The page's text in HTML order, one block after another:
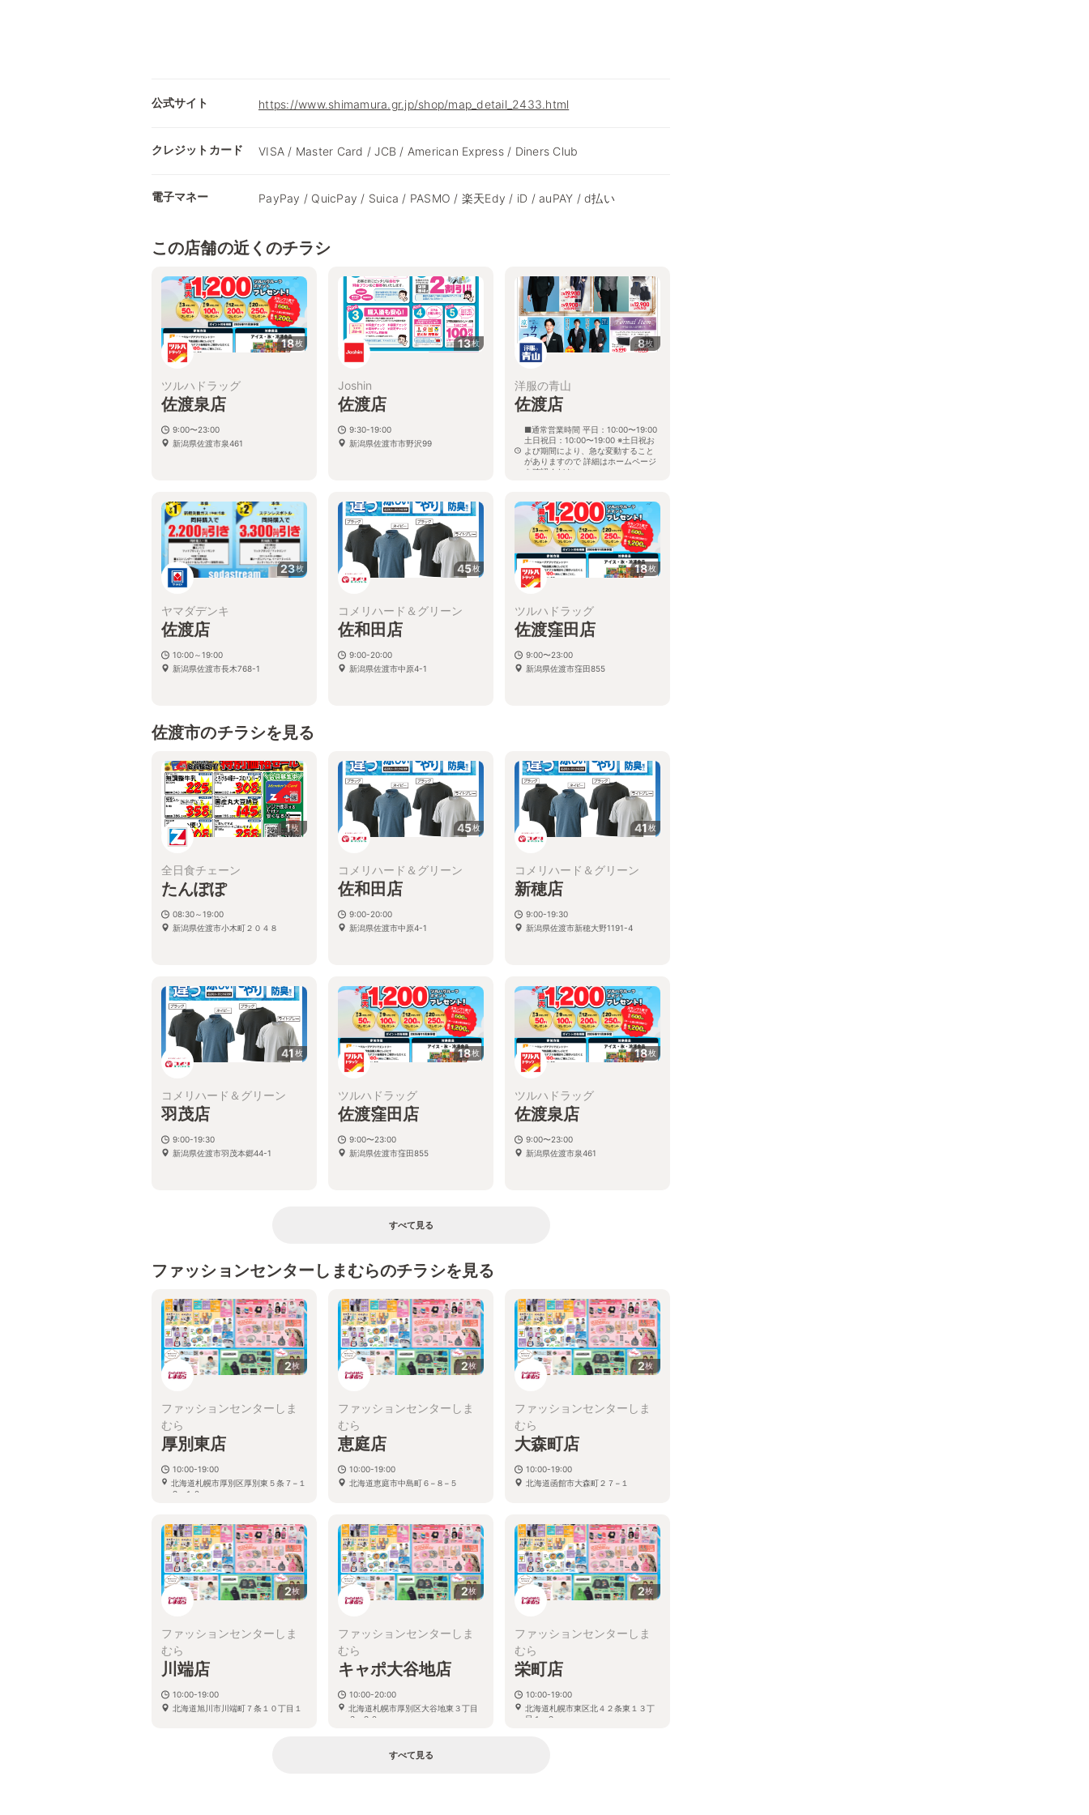
公式サイト https://www.shimamura.gr.jp/shop/map_detail_2433.html
クレジットカード VISA / Master Card / JCB / American Express / Diners Club
電子マネー PayPay / QuicPay / Suica / PASMO / 楽天Edy / iD / auPAY / d払い
この店舗の近くのチラシ
18枚
ツルハドラッグ
佐渡泉店
9:00〜23:00
新潟県佐渡市泉461
13枚
Joshin
佐渡店
9:30-19:00
新潟県佐渡市市野沢99
8枚
洋服の青山
佐渡店
■通常営業時間 平日：10:00〜19:00
土日祝日：10:00〜19:00 ※土日祝お
よび期間により、急な変動すること
がありますので 詳細はホームページ
を確認ください
23枚
ヤマダデンキ
佐渡店
10:00～19:00
新潟県佐渡市長木768-1
45枚
コメリハード＆グリーン
佐和田店
9:00-20:00
新潟県佐渡市中原4-1
18枚
ツルハドラッグ
佐渡窪田店
9:00〜23:00
新潟県佐渡市窪田855
佐渡市のチラシを見る
1枚
全日食チェーン
たんぽぽ
08:30～19:00
新潟県佐渡市小木町２０４８
45枚
コメリハード＆グリーン
佐和田店
9:00-20:00
新潟県佐渡市中原4-1
41枚
コメリハード＆グリーン
新穂店
9:00-19:30
新潟県佐渡市新穂大野1191-4
41枚
コメリハード＆グリーン
羽茂店
9:00-19:30
新潟県佐渡市羽茂本郷44-1
18枚
ツルハドラッグ
佐渡窪田店
9:00〜23:00
新潟県佐渡市窪田855
18枚
ツルハドラッグ
佐渡泉店
9:00〜23:00
新潟県佐渡市泉461
すべて見る
ファッションセンターしまむらのチラシを見る
2枚
ファッションセンターしま
むら
厚別東店
10:00-19:00
北海道札幌市厚別区厚別東５条７−１
２−１０
2枚
ファッションセンターしま
むら
恵庭店
10:00-19:00
北海道恵庭市中島町６−８−５
2枚
ファッションセンターしま
むら
大森町店
10:00-19:00
北海道函館市大森町２７−１
2枚
ファッションセンターしま
むら
川端店
10:00-19:00
北海道旭川市川端町７条１０丁目１
2枚
ファッションセンターしま
むら
キャポ大谷地店
10:00-20:00
北海道札幌市厚別区大谷地東３丁目
３−２０
2枚
ファッションセンターしま
むら
栄町店
10:00-19:00
北海道札幌市東区北４２条東１３丁
目１−２
すべて見る